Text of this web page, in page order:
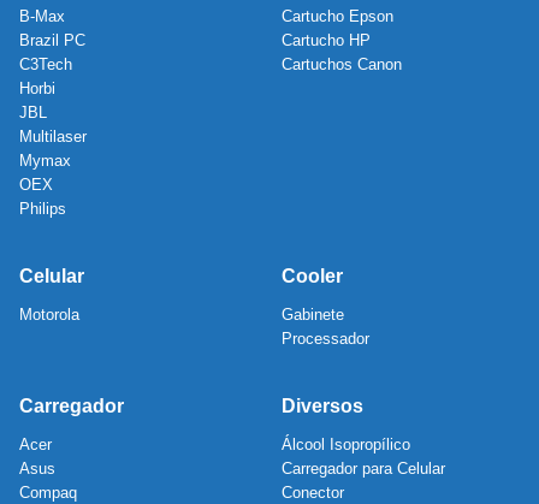
B-Max
Brazil PC
C3Tech
Horbi
JBL
Multilaser
Mymax
OEX
Philips
Cartucho Epson
Cartucho HP
Cartuchos Canon
Celular
Motorola
Cooler
Gabinete
Processador
Carregador
Acer
Asus
Compaq
Diversos
Álcool Isopropílico
Carregador para Celular
Conector